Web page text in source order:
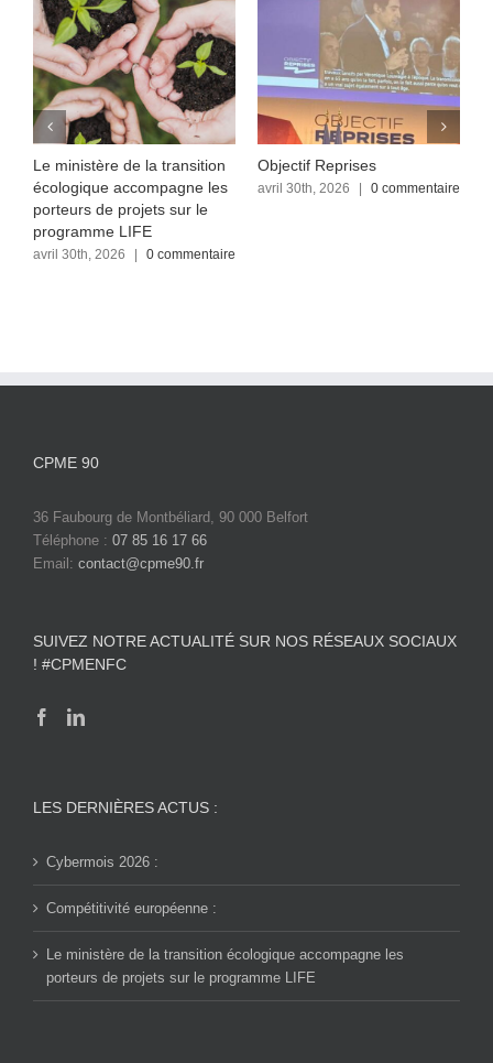
Le ministère de la transition
écologique accompagne les
porteurs de projets sur le
programme LIFE
avril 30th, 2026 0 commentaire
Objectif Reprises
avril 30th, 2026 0 commentaire
CPME 90
36 Faubourg de Montbéliard, 90 000 Belfort
Téléphone : 07 85 16 17 66
Email: contact@cpme90.fr
SUIVEZ NOTRE ACTUALITÉ SUR NOS RÉSEAUX SOCIAUX
! #CPMENFC
LES DERNIÈRES ACTUS :
Cybermois 2026 :
Compétitivité européenne :
Le ministère de la transition écologique accompagne les
porteurs de projets sur le programme LIFE